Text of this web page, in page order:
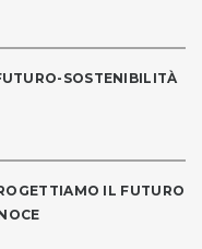
SOSTENIBILITÀ
IL FUTURO